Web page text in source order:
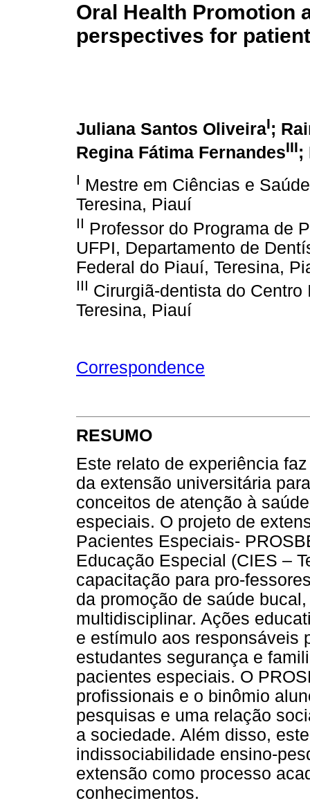
Oral Health Promotion
perspectives for
Juliana Santos OliveiraI;
Regina Fátima FernandesIII;
I Mestre em Ciências e
Teresina, Piauí
II Professor do Programa de
UFPI, Departamento de
Federal do Piauí, Teresina,
III Cirurgiã-dentista do
Teresina, Piauí
Correspondence
RESUMO
Este relato de experiência
da extensão universitária
conceitos de atenção à
especiais. O projeto de
Pacientes Especiais-
Educação Especial (CIES –
capacitação para pro-
da promoção de saúde
multidisciplinar. Ações
e estímulo aos responsáveis
estudantes segurança e
pacientes especiais. O
profissionais e o binômio
pesquisas e uma relação
a sociedade. Além disso,
indissociabilidade ensino-
extensão como processo
conhecimentos.